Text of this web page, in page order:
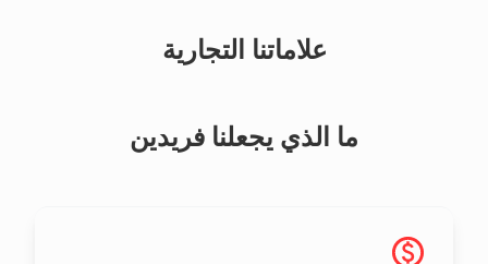
علاماتنا التجارية
ما الذي يجعلنا فريدين